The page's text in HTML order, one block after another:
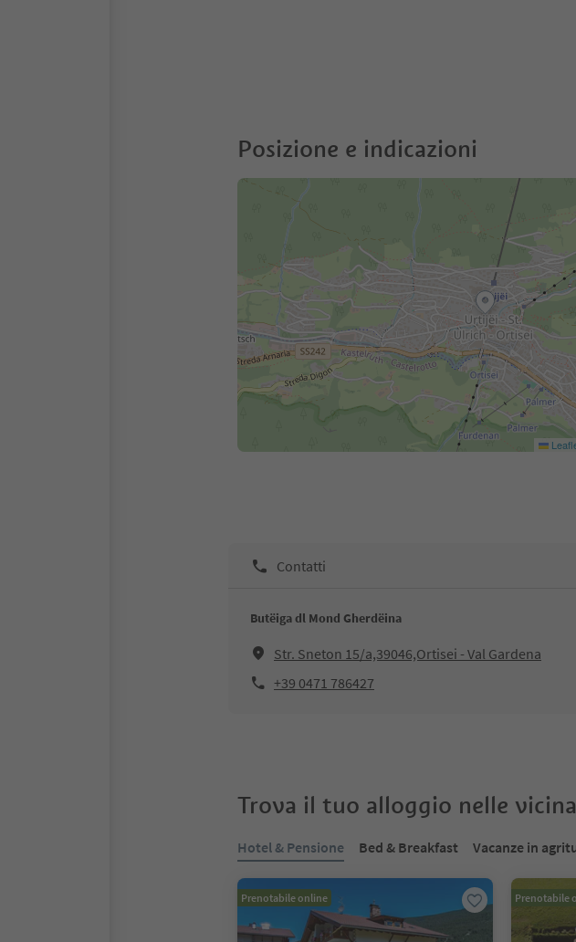
Posizione e indicazioni
Contatti
Butëiga dl Mond Gherdëina
Str. Sneton 15/a,39046,Ortisei - Val Gardena
+39 0471 786427
Trova il tuo alloggio nelle
Hotel & Pensione Bed & Breakfast Vacanze in
Prenotabile online Prenotabile